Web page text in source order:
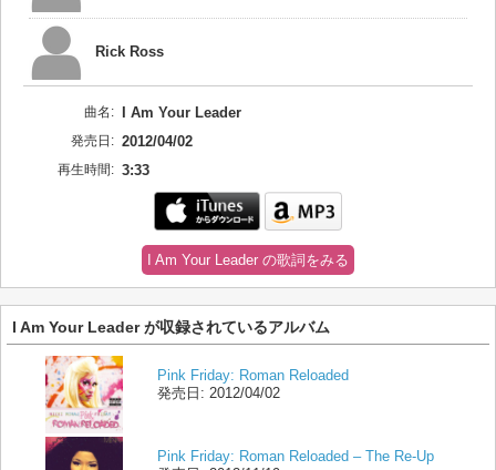
Rick Ross
曲名: I Am Your Leader
発売日: 2012/04/02
再生時間: 3:33
I Am Your Leader の歌詞をみる
I Am Your Leader が収録されているアルバム
Pink Friday: Roman Reloaded
発売日: 2012/04/02
Pink Friday: Roman Reloaded – The Re-Up